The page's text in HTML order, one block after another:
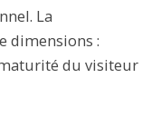
La
dimensions :
du visiteur